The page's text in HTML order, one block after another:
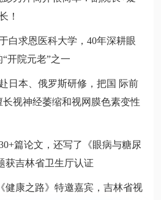
！
白求恩医科大学，40年深耕眼
开院元老”之一
日本、俄罗斯研修，把国 际前
视神经萎缩和视网膜色素变性
篇论文，还写了《眼病与糖尿
获吉林省卫生厅认证
健康之路》特邀嘉宾，吉林省视